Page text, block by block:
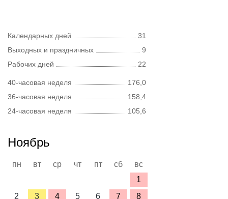
Календарных дней
31
Выходных и праздничных
9
Рабочих дней
22
40-часовая неделя
176,0
36-часовая неделя
158,4
24-часовая неделя
105,6
Ноябрь
пн вт ср чт пт сб
вс
1
2
3 4 5 6 7 8